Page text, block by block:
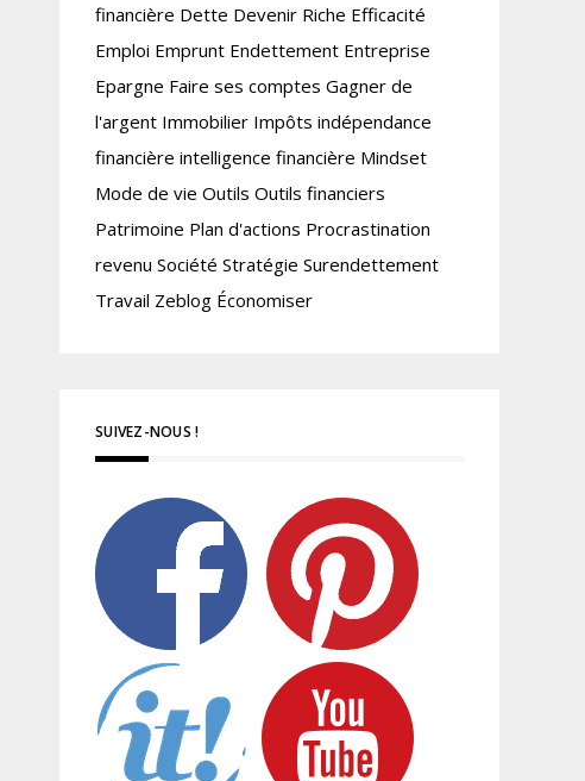
financière Dette Devenir Riche Efficacité
Emploi Emprunt Endettement Entreprise
Epargne Faire ses comptes Gagner de
l'argent Immobilier Impôts indépendance
financière intelligence financière Mindset
Mode de vie Outils Outils financiers
Patrimoine Plan d'actions Procrastination
revenu Société Stratégie Surendettement
Travail Zeblog Économiser
SUIVEZ-NOUS !